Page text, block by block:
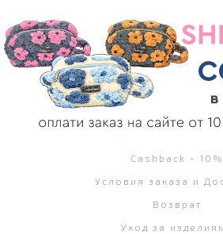
Cashback - 10%
Условия заказа и
Возврат
Уход за